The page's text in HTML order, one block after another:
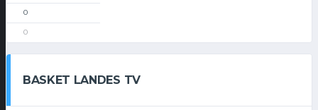
0
0
BASKET LANDES TV